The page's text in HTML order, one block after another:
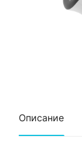
Описание